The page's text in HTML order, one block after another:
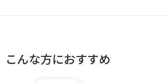
こんな方におすすめ